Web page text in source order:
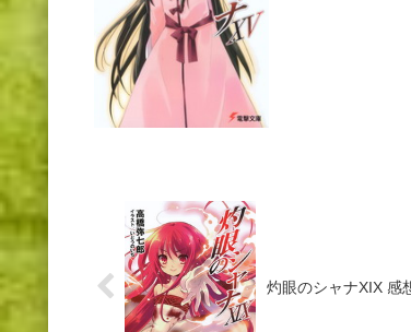
灼眼のシャナXIX 感